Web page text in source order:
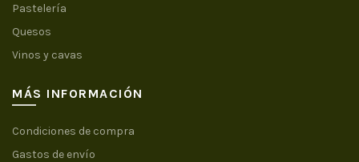
Pastelería
Quesos
Vinos y cavas
MÁS INFORMACIÓN
Condiciones de compra
Gastos de envío